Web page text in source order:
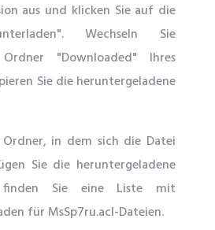
aus und klicken Sie auf die
Wechseln Sie
"Downloaded" Ihres
Sie die heruntergeladene
in dem sich die Datei
Sie die heruntergeladene
Sie eine Liste mit
für MsSp7ru.acl-Dateien.